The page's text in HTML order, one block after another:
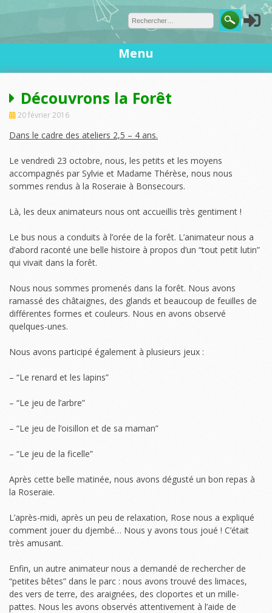
Menu
Découvrons la Forêt
20 février 2016
Dans le cadre des ateliers 2,5 – 4 ans.
Le vendredi 23 octobre, nous, les petits et les moyens
accompagnés par Sylvie et Madame Thérèse, nous nous
sommes rendus à la Roseraie à Bonsecours.
Là, les deux animateurs nous ont accueillis très gentiment !
Le bus nous a conduits à l’orée de la forêt. L’animateur nous a
d’abord raconté une belle histoire à propos d’un “tout petit lutin”
qui vivait dans la forêt.
Nous nous sommes promenés dans la forêt. Nous avons
ramassé des châtaignes, des glands et beaucoup de feuilles de
différentes formes et couleurs. Nous en avons observé
quelques-unes.
Nous avons participé également à plusieurs jeux :
– “Le renard et les lapins”
– “Le jeu de l’arbre”
– “Le jeu de l’oisillon et de sa maman”
– “Le jeu de la ficelle”
Après cette belle matinée, nous avons dégusté un bon repas à
la Roseraie.
L’après-midi, après un peu de relaxation, Rose nous a expliqué
comment jouer du djembé… Nous y avons tous joué ! C’était
très amusant.
Enfin, un autre animateur nous a demandé de rechercher de
“petites bêtes” dans le parc : nous avons trouvé des limaces,
des vers de terre, des araignées, des cloportes et un mille-
pattes. Nous les avons observés attentivement à l’aide de